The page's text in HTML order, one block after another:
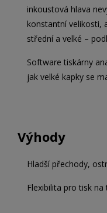
inkoustová hlava
konstantní velikosti,
střední a velké –
Software tiskárny
jak velké kapky se
Výhody
Hladší přechody,
Flexibilita pro tisk